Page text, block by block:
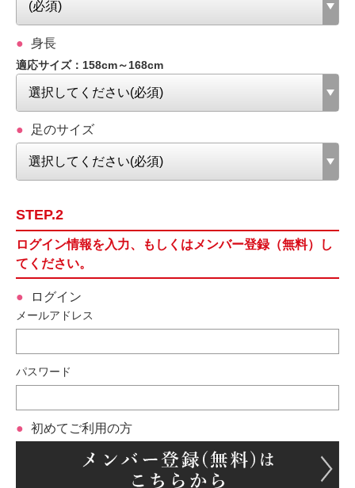
身長
適応サイズ：158cm～168cm
足のサイズ
STEP.2
ログイン情報を入力、もしくはメンバー登録（無料）し
てください。
ログイン
メールアドレス
パスワード
初めてご利用の方